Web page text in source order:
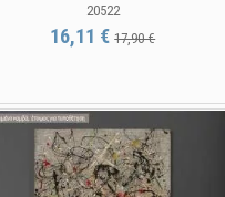
20522
16,11 €17,90 €